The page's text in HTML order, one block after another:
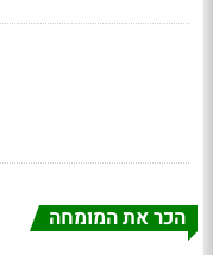
הכר את המומחה